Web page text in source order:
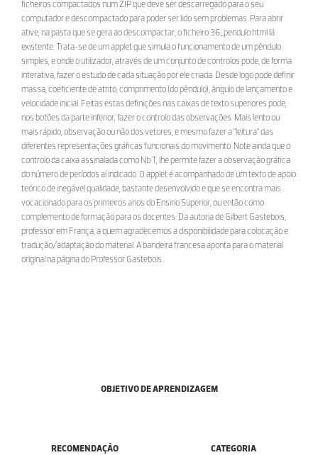
ficheiros compactados num ZIP que deve ser descarregado para o seu
computador e descompactado para poder ser lido sem problemas. Para abrir
ative, na pasta que se gera ao descompactar, o ficheiro 36_pendulo.html lá
existente. Trata-se de um applet que simula o funcionamento de um pêndulo
simples, e onde o utilizador, através de um conjunto de controlos pode, de forma
interativa, fazer o estudo de cada situação por ele criada. Desde logo pode definir
massa, coeficiente de atrito, comprimento (do pêndulo), ângulo de lançamento e
velocidade inicial. Feitas estas definições nas caixas de texto superiores pode,
nos botões da parte inferior, fazer o controlo das observações. Mais lento ou
mais rápido, observação ou não dos vetores, e mesmo fazer a "leitura" das
diferentes representações gráficas funcionais do movimento. Note ainda que o
controlo da caixa assinalada como Nb T, lhe permite fazer a observação gráfica
do número de períodos aí indicado. O applet é acompanhado de um texto de apoio
teórico de inegável qualidade, bastante desenvolvido e que se encontra mais
vocacionado para os primeiros anos do Ensino Superior, ou então como
complemento de formação para os docentes. Da autoria de Gilbert Gastebois,
professor em França, a quem agradecemos a disponibilidade para colocação e
tradução/adaptação do material. A bandeira francesa aponta para o material
original na página do Professor Gastebois.
OBJETIVO DE APRENDIZAGEM
RECOMENDAÇÃO CATEGORIA